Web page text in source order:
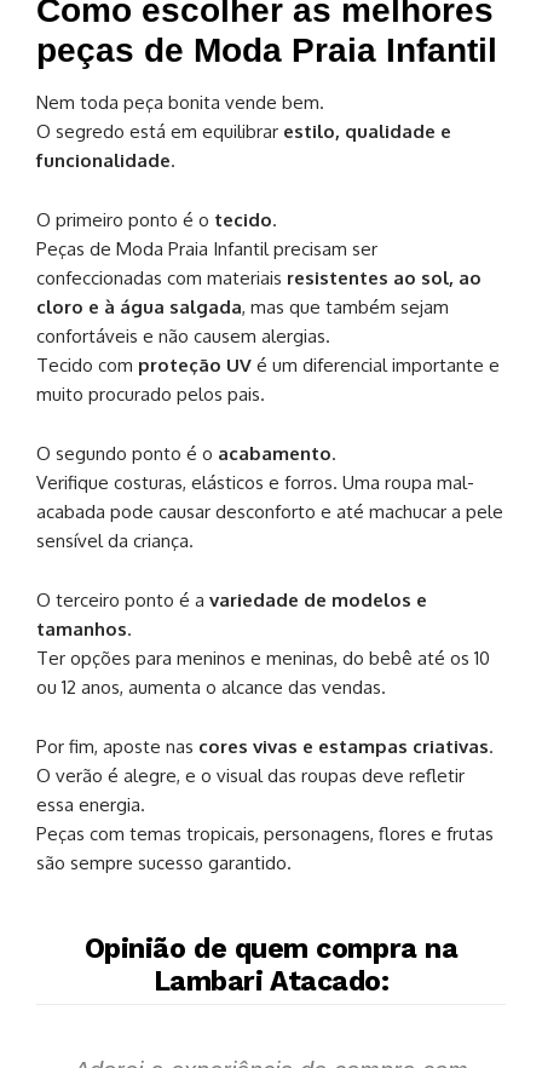
Como escolher as melhores
peças de Moda Praia Infantil
Nem toda peça bonita vende bem.
O segredo está em equilibrar estilo, qualidade e
funcionalidade.
O primeiro ponto é o tecido.
Peças de Moda Praia Infantil precisam ser
confeccionadas com materiais resistentes ao sol, ao
cloro e à água salgada, mas que também sejam
confortáveis e não causem alergias.
Tecido com proteção UV é um diferencial importante e
muito procurado pelos pais.
O segundo ponto é o acabamento.
Verifique costuras, elásticos e forros. Uma roupa mal-
acabada pode causar desconforto e até machucar a pele
sensível da criança.
O terceiro ponto é a variedade de modelos e
tamanhos.
Ter opções para meninos e meninas, do bebê até os 10
ou 12 anos, aumenta o alcance das vendas.
Por fim, aposte nas cores vivas e estampas criativas.
O verão é alegre, e o visual das roupas deve refletir
essa energia.
Peças com temas tropicais, personagens, flores e frutas
são sempre sucesso garantido.
Opinião de quem compra na
Lambari Atacado: